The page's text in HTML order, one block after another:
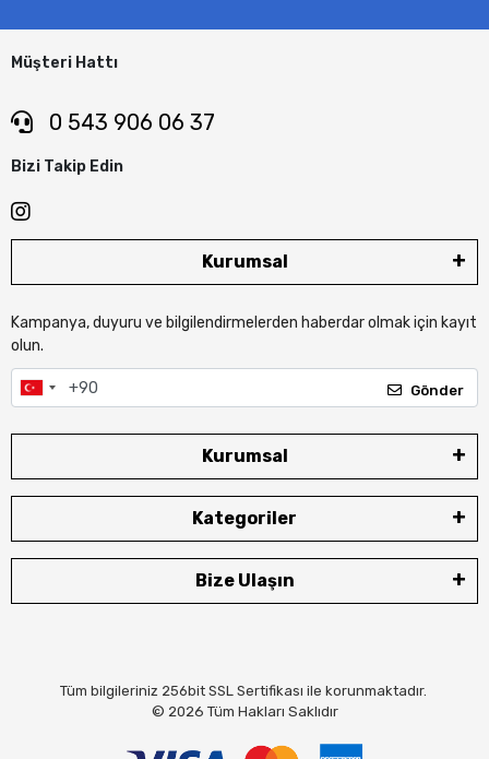
Müşteri Hattı
0 543 906 06 37
Bizi Takip Edin
Kurumsal
Kampanya, duyuru ve bilgilendirmelerden haberdar olmak için kayıt
olun.
Gönder
Kurumsal
Kategoriler
Bize Ulaşın
Tüm bilgileriniz 256bit SSL Sertifikası ile korunmaktadır.
© 2026 Tüm Hakları Saklıdır